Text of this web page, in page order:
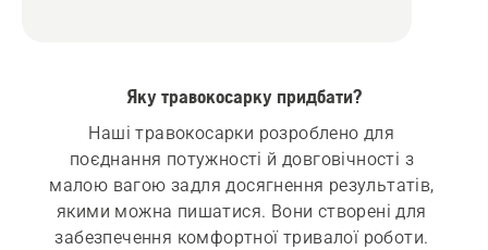
Яку травокосарку придбати?
Наші травокосарки розроблено для
поєднання потужності й довговічності з
малою вагою задля досягнення результатів,
якими можна пишатися. Вони створені для
забезпечення комфортної тривалої роботи.